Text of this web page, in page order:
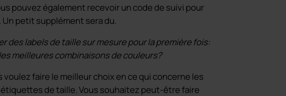
pouvez également recevoir un code de suivi pour
Un petit supplément sera du.
des labels de taille sur mesure pour la première fois:
meilleures combinaisons de couleurs?
voulez faire le meilleur choix en ce qui concerne les
de taille. Vous souhaitez peut-être faire